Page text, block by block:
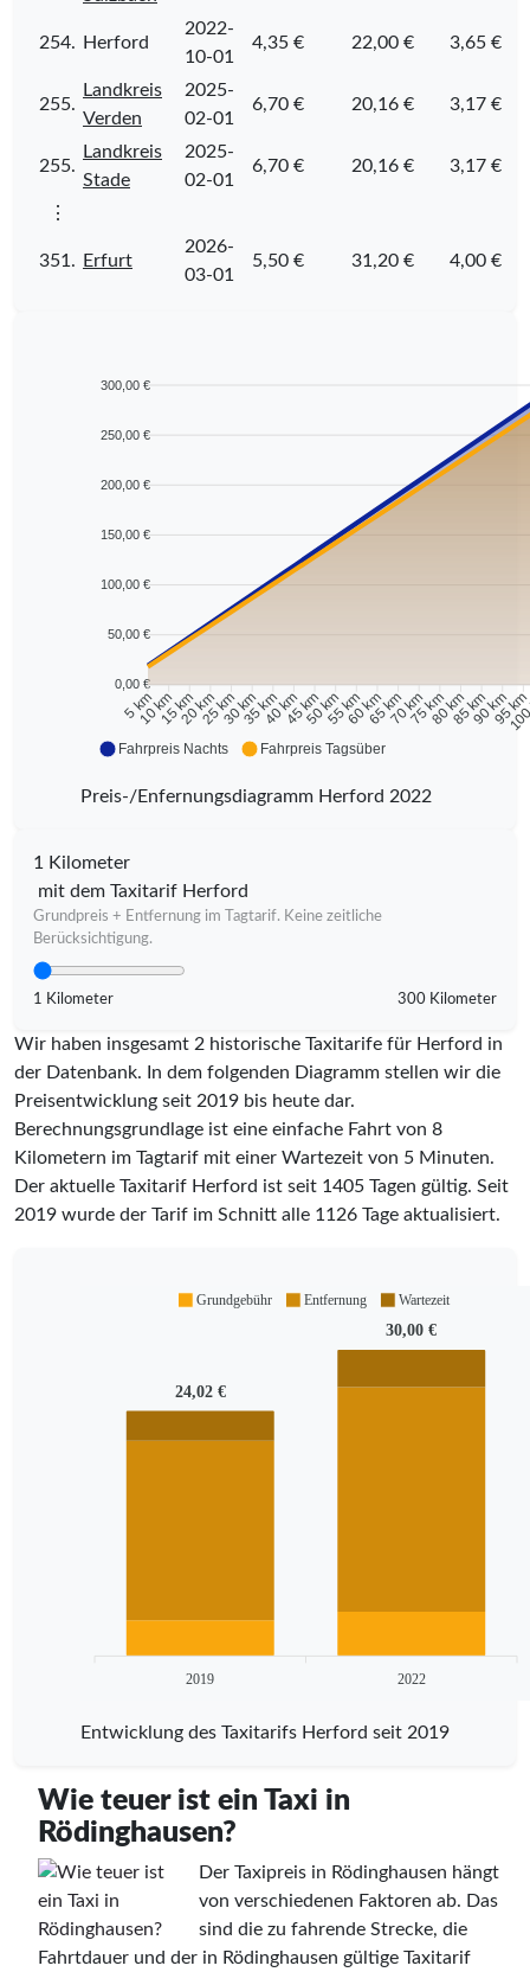
254. Herford
2022-
10-01
4,35 € 22,00 € 3,65 €
255.
Landkreis
Verden
2025-
02-01
6,70 € 20,16 € 3,17 €
255.
Landkreis
Stade
2025-
02-01
6,70 € 20,16 € 3,17 €
⋮
351. Erfurt
2026-
03-01
5,50 € 31,20 € 4,00 €
300,00 €
250,00 €
200,00 €
150,00 €
100,00 €
50,00 €
0,00 €
5 km
10 km15 km20 km25 km30 km35 km40 km45 km50 km55 km60 km65 km70 km75 km80 km85 km90 km95 km
Fahrpreis Nachts Fahrpreis Tagsüber
Preis-/Enfernungsdiagramm Herford 2022
1 Kilometer
mit dem Taxitarif Herford
Grundpreis + Entfernung im Tagtarif. Keine zeitliche
Berücksichtigung.
1 Kilometer 300 Kilometer
Wir haben insgesamt 2 historische Taxitarife für Herford in
der Datenbank. In dem folgenden Diagramm stellen wir die
Preisentwicklung seit 2019 bis heute dar.
Berechnungsgrundlage ist eine einfache Fahrt von 8
Kilometern im Tagtarif mit einer Wartezeit von 5 Minuten.
Der aktuelle Taxitarif Herford ist seit 1405 Tagen gültig. Seit
2019 wurde der Tarif im Schnitt alle 1126 Tage aktualisiert.
24,02 €
30,00 €
2019 2022
Grundgebühr Entfernung Wartezeit
Entwicklung des Taxitarifs Herford seit 2019
Wie teuer ist ein Taxi in
Rödinghausen?
Der Taxipreis in Rödinghausen hängt
von verschiedenen Faktoren ab. Das
sind die zu fahrende Strecke, die
Fahrtdauer und der in Rödinghausen gültige Taxitarif